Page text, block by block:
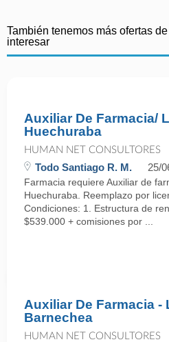
También tenemos más ofertas
interesar
Auxiliar De Farmacia/
Huechuraba
HUMAN NET CONSULTORES
Todo Santiago R. M. 25/
Farmacia requiere Auxiliar de
Huechuraba. Reemplazo por
Condiciones: 1. Estructura de
$539.000 + comisiones por ...
Auxiliar De Farmacia -
Barnechea
HUMAN NET CONSULTORES